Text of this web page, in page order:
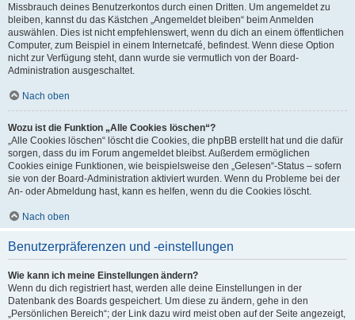
Missbrauch deines Benutzerkontos durch einen Dritten. Um angemeldet zu
bleiben, kannst du das Kästchen „Angemeldet bleiben“ beim Anmelden
auswählen. Dies ist nicht empfehlenswert, wenn du dich an einem öffentlichen
Computer, zum Beispiel in einem Internetcafé, befindest. Wenn diese Option
nicht zur Verfügung steht, dann wurde sie vermutlich von der Board-
Administration ausgeschaltet.
Nach oben
Wozu ist die Funktion „Alle Cookies löschen“?
„Alle Cookies löschen“ löscht die Cookies, die phpBB erstellt hat und die dafür
sorgen, dass du im Forum angemeldet bleibst. Außerdem ermöglichen
Cookies einige Funktionen, wie beispielsweise den „Gelesen“-Status – sofern
sie von der Board-Administration aktiviert wurden. Wenn du Probleme bei der
An- oder Abmeldung hast, kann es helfen, wenn du die Cookies löscht.
Nach oben
Benutzerpräferenzen und -einstellungen
Wie kann ich meine Einstellungen ändern?
Wenn du dich registriert hast, werden alle deine Einstellungen in der
Datenbank des Boards gespeichert. Um diese zu ändern, gehe in den
„Persönlichen Bereich“; der Link dazu wird meist oben auf der Seite angezeigt,